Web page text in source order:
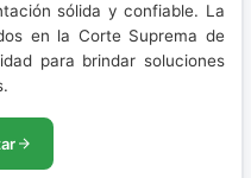
sólida y confiable. La
en la Corte Suprema de
para brindar soluciones